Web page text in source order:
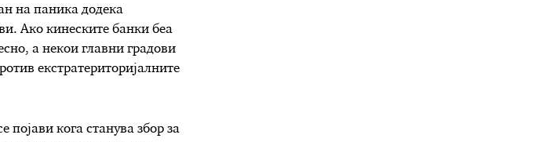
на паника додека
Ако кинеските банки беа
а некои главни градови
екстратериторијалните
кога станува збор за